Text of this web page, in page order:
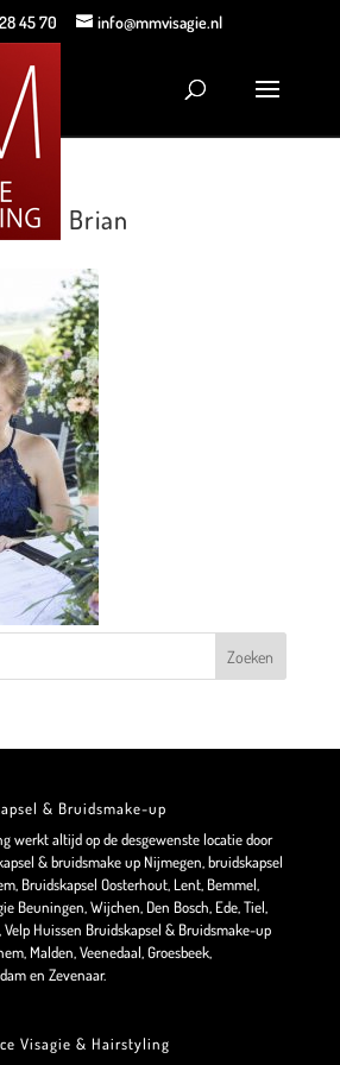
45 70 info@mmvisagie.nl
en Brian
& Bruidsmake-up
werkt altijd op de desgewenste locatie door
& bruidsmake up Nijmegen, bruidskapsel
Bruidskapsel Oosterhout, Lent, Bemmel,
Beuningen, Wijchen, Den Bosch, Ede, Tiel,
Velp Huissen Bruidskapsel & Bruidsmake-up
Malden, Veenedaal, Groesbeek,
en Zevenaar.
Visagie & Hairstyling